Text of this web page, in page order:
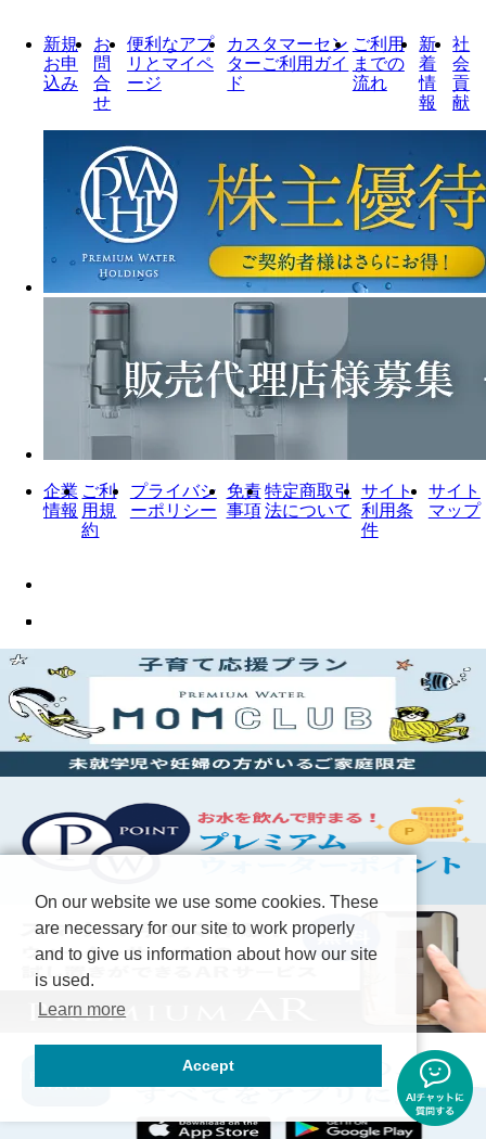
新規
お申
込み
お
問
合
せ
便利なアプ
リとマイペ
ージ
カスタマーセン
ターご利用ガイ
ド
ご利用
までの
流れ
新
着
情
報
社
会
貢
献
企業
情報
ご利
用規
約
プライバシ
ーポリシー
免責
事項
特定商取引
法について
サイト
利用条
件
サイト
マップ
On our website we use some cookies. These
are necessary for our site to work properly
and to give us information about how our site
is used.
Learn more
Accept